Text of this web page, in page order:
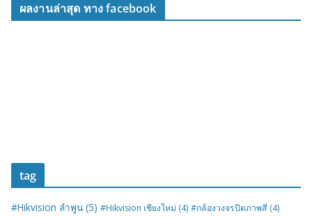
ผลงานล่าสุด ทาง facebook
tag
#Hikvision ลำพูน (5) #Hikvision เชียงใหม่ (4) #กล้องวงจรปิดภาพสี (4)